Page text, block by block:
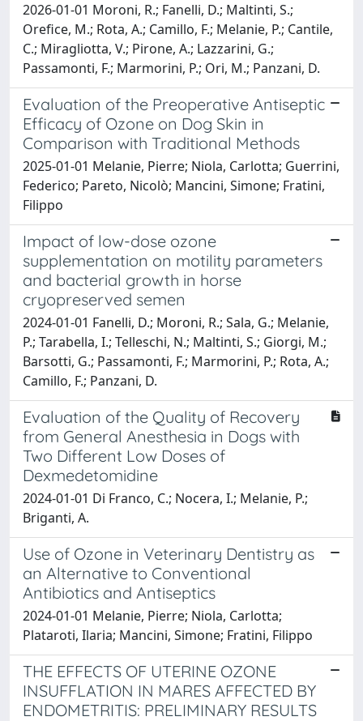
2026-01-01 Moroni, R.; Fanelli, D.; Maltinti, S.;
Orefice, M.; Rota, A.; Camillo, F.; Melanie, P.; Cantile,
C.; Miragliotta, V.; Pirone, A.; Lazzarini, G.;
Passamonti, F.; Marmorini, P.; Ori, M.; Panzani, D.
Evaluation of the Preoperative Antiseptic
Efficacy of Ozone on Dog Skin in
Comparison with Traditional Methods
2025-01-01 Melanie, Pierre; Niola, Carlotta; Guerrini,
Federico; Pareto, Nicolò; Mancini, Simone; Fratini,
Filippo
Impact of low-dose ozone
supplementation on motility parameters
and bacterial growth in horse
cryopreserved semen
2024-01-01 Fanelli, D.; Moroni, R.; Sala, G.; Melanie,
P.; Tarabella, I.; Telleschi, N.; Maltinti, S.; Giorgi, M.;
Barsotti, G.; Passamonti, F.; Marmorini, P.; Rota, A.;
Camillo, F.; Panzani, D.
Evaluation of the Quality of Recovery
from General Anesthesia in Dogs with
Two Different Low Doses of
Dexmedetomidine
2024-01-01 Di Franco, C.; Nocera, I.; Melanie, P.;
Briganti, A.
Use of Ozone in Veterinary Dentistry as
an Alternative to Conventional
Antibiotics and Antiseptics
2024-01-01 Melanie, Pierre; Niola, Carlotta;
Plataroti, Ilaria; Mancini, Simone; Fratini, Filippo
THE EFFECTS OF UTERINE OZONE
INSUFFLATION IN MARES AFFECTED BY
ENDOMETRITIS: PRELIMINARY RESULTS